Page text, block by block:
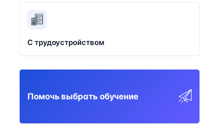
С трудоустройством
Помочь выбрать обучение